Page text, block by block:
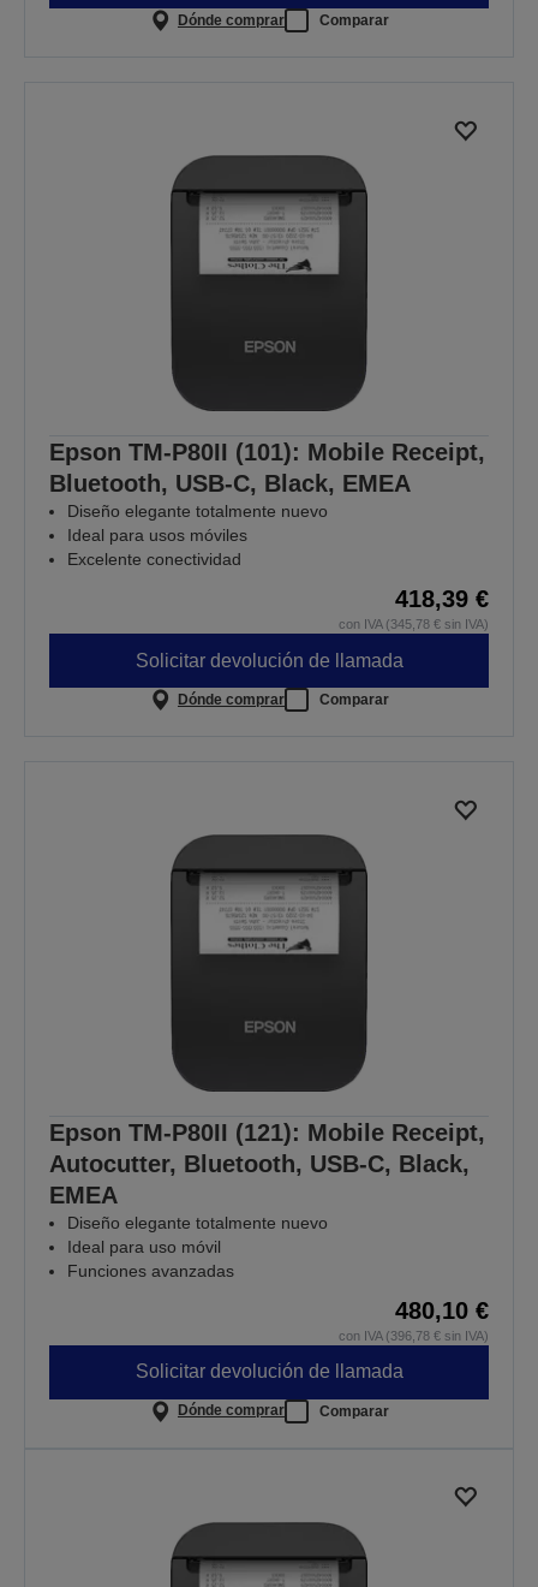
Dónde comprar Comparar
Epson TM-P80II (101): Mobile Receipt,
Bluetooth, USB-C, Black, EMEA
Diseño elegante totalmente nuevo
Ideal para usos móviles
Excelente conectividad
418,39 €
con IVA (345,78 € sin IVA)
Solicitar devolución de llamada
Dónde comprar Comparar
Epson TM-P80II (121): Mobile Receipt,
Autocutter, Bluetooth, USB-C, Black,
EMEA
Diseño elegante totalmente nuevo
Ideal para uso móvil
Funciones avanzadas
480,10 €
con IVA (396,78 € sin IVA)
Solicitar devolución de llamada
Dónde comprar Comparar